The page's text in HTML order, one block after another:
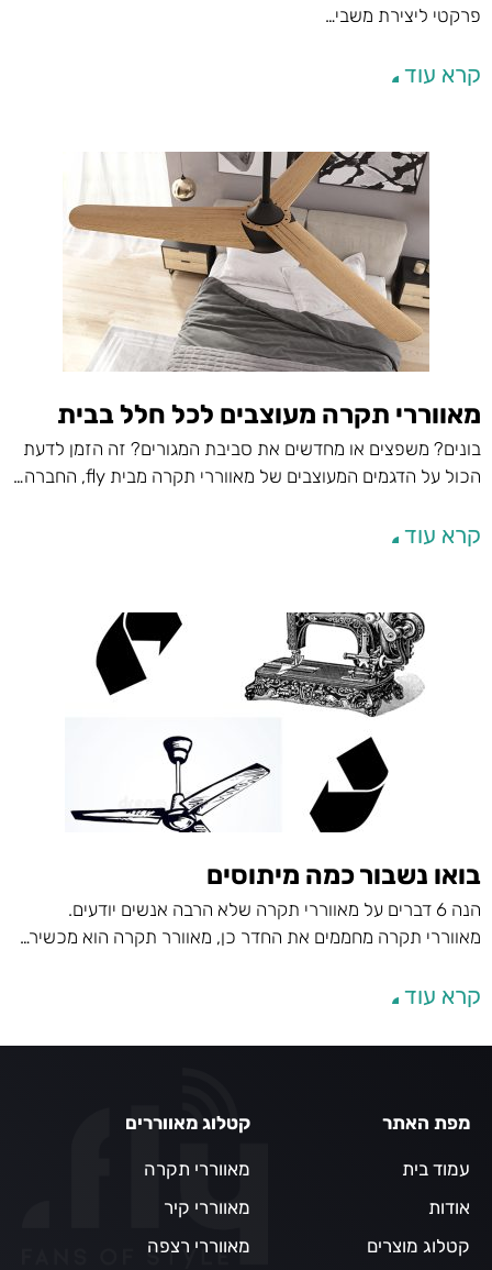
פרקטי ליצירת משבי…
קרא עוד
מאווררי תקרה מעוצבים לכל חלל בבית
בונים? משפצים או מחדשים את סביבת המגורים? זה הזמן לדעת
הכול על הדגמים המעוצבים של מאווררי תקרה מבית fly, החברה…
קרא עוד
בואו נשבור כמה מיתוסים
הנה 6 דברים על מאווררי תקרה שלא הרבה אנשים יודעים.
מאווררי תקרה מחממים את החדר כן, מאוורר תקרה הוא מכשיר…
קרא עוד
מפת האתר
עמוד בית
אודות
קטלוג מוצרים
קטלוג מאווררים
מאווררי תקרה
מאווררי קיר
מאווררי רצפה